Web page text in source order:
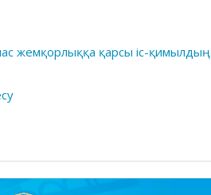
жемқорлыққа қарсы іс-қимылдың